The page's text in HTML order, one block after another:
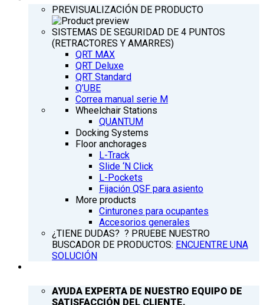
PREVISUALIZACIÓN DE PRODUCTO
SISTEMAS DE SEGURIDAD DE 4 PUNTOS
(RETRACTORES Y AMARRES)
QRT MAX
QRT Deluxe
QRT Standard
Q’UBE
Correa manual serie M
Wheelchair Stations
QUANTUM
Docking Systems
Floor anchorages
L-Track
Slide ‘N Click
L-Pockets
Fijación QSF para asiento
More products
Cinturones para ocupantes
Accesorios generales
¿TIENE DUDAS? ? PRUEBE NUESTRO
BUSCADOR DE PRODUCTOS: ENCUENTRE UNA
SOLUCIÓN
AYUDA EXPERTA DE NUESTRO EQUIPO DE
SATISFACCIÓN DEL CLIENTE.